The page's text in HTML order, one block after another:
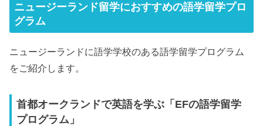
ニュージーランド留学におすすめの語学留学プロ
グラム
ニュージーランドに語学学校のある語学留学プログラム
をご紹介します。
首都オークランドで英語を学ぶ「EFの語学留学
プログラム」